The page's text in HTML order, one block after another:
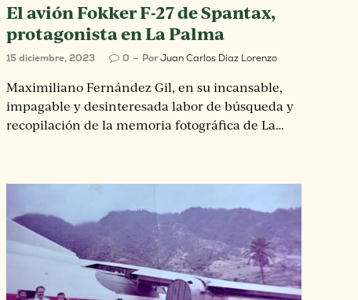
El avión Fokker F-27 de Spantax,
protagonista en La Palma
15 diciembre, 2023 0 PorJuan Carlos Diaz Lorenzo
Maximiliano Fernández Gil, en su incansable,
impagable y desinteresada labor de búsqueda y
recopilación de la memoria fotográfica de La…